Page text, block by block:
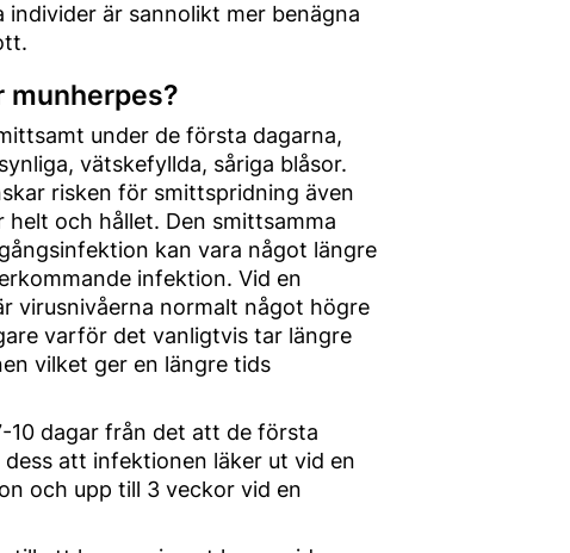
individer är sannolikt mer benägna
munherpes?
under de första dagarna,
vätskefyllda, såriga blåsor.
risken för smittspridning även
och hållet. Den smittsamma
kan vara något längre
infektion. Vid en
virusnivåerna normalt något högre
varför det vanligtvis tar längre
vilket ger en längre tids
10 dagar från det att de första
att infektionen läker ut vid en
och upp till 3 veckor vid en